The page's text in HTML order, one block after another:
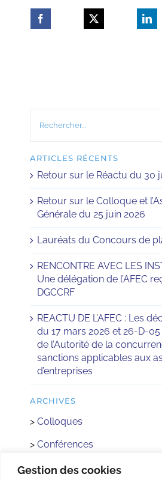
Gestion des cookies
ARTICLES RÉCENTS
Retour sur le Réactu du 30
Retour sur le Colloque et
Générale du 25 juin 2026
Lauréats du Concours de
RENCONTRE AVEC LES
Une délégation de l’AFEC
DGCCRF
REACTU DE L’AFEC : Les
du 17 mars 2026 et 26-D-
de l’Autorité de la
sanctions applicables aux
d’entreprises
ARCHIVES
> Colloques
> Conférences
>Réactus